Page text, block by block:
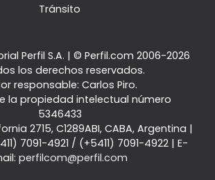
Tránsito
Perfil S.A. | © Perfil.com 2006-2026
los derechos reservados.
responsable: Carlos Piro.
la propiedad intelectual número
5346433
2715, C1289ABI, CABA, Argentina |
7091-4921 / (+5411) 7091-4922| E-
perfilcom@perfil.com